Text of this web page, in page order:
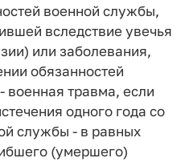
военной службы,
вследствие увечья
или заболевания,
обязанностей
военная травма, если
одного года со
службы - в равных
(умершего)